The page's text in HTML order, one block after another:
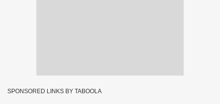
SPONSORED LINKS BY TABOOLA